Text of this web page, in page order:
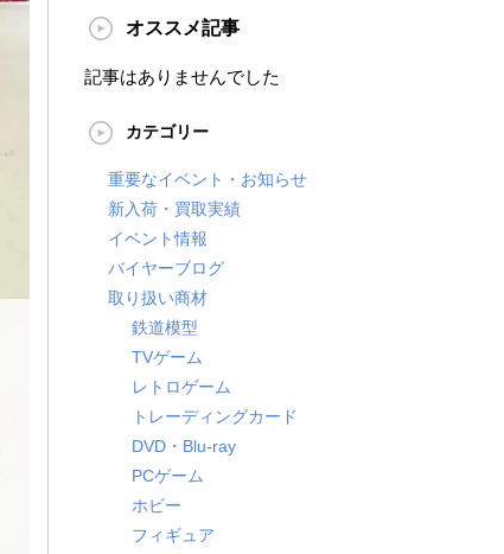
オススメ記事
記事はありませんでした
カテゴリー
重要なイベント・お知らせ
新入荷・買取実績
イベント情報
バイヤーブログ
取り扱い商材
鉄道模型
TVゲーム
レトロゲーム
トレーディングカード
DVD・Blu-ray
PCゲーム
ホビー
フィギュア